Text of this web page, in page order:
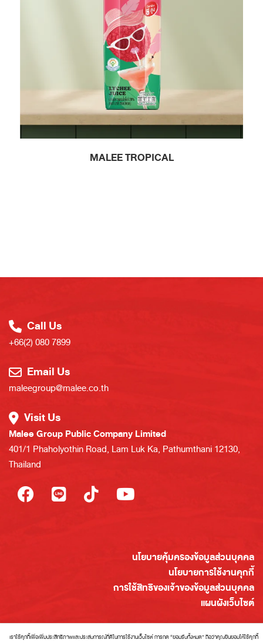
MALEE TROPICAL
Call Us
+66(2) 080 7899
Email Us
maleegroup@malee.co.th
Visit Us
Malee Group Public Company Limited
401/1 Phaholyothin Road, Lam Luk Ka, Pathumthani 12130,
Thailand
นโยบายคุ้มครองข้อมูลส่วนบุคคล
นโยบายการใช้งานคุกกี้
การใช้สิทธิของเจ้าของข้อมูลส่วนบุคคล
แผนผังเว็บไซต์
เราใช้คุกกี้เพื่อเพิ่มประสิทธิภาพและประสบการณ์ที่ดีในการใช้งานเว็บไซต์ การกด “ยอมรับทั้งหมด” ถือว่าคุณยินยอมให้ใช้คุกกี้